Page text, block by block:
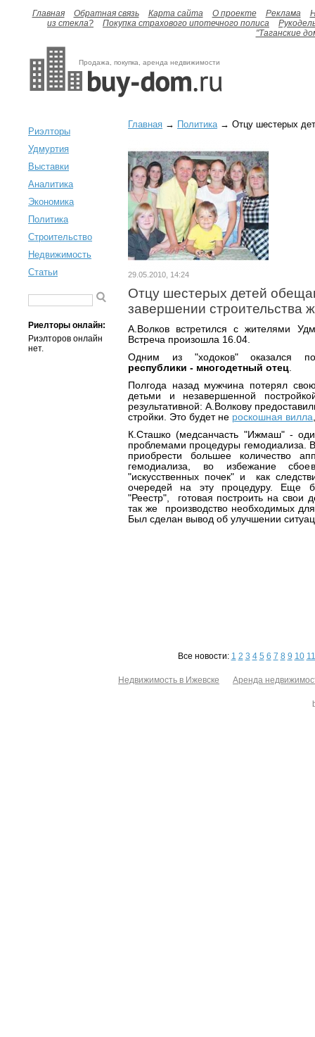
Главная Обратная связь Карта сайта О проекте Реклама
из стекла?
Покупка страхового ипотечного полиса
"Таганские
Продажа, покупка, аренда недвижимости
Риэлторы
Удмуртия
Выставки
Аналитика
Экономика
Политика
Строительство
Недвижимость
Статьи
Риелторы онлайн:
Риэлторов онлайн
нет.
Главная → Политика→ Отцу шестерых
29.05.2010, 14:24
Отцу шестерых детей
завершении строительства
А.Волков встретился с жителями
Встреча произошла 16.04.
Одним из "ходоков" оказался
республики - многодетный отец.
Полгода назад мужчина потерял
детьми и незавершенной
результативной: А.Волкову
стройки. Это будет не роскошная вилла
К.Сташко (медсанчасть "Ижмаш" -
проблемами процедуры гемодиализа.
приобрести большее количество
гемодиализа, во избежание
"искусственных почек" и как
очередей на эту процедуру.
"Реестр", готовая построить на свои
так же производство необходимых
Был сделан вывод об улучшении
Все новости: 1 2 3 4 5 6 7 8 9 10 11
Недвижимость в Ижевске Аренда